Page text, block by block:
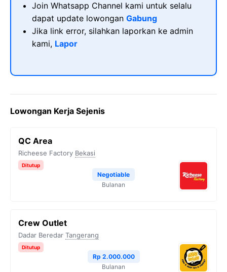
Join Whatsapp Channel kami untuk selalu
dapat update lowongan Gabung
Jika link error, silahkan laporkan ke admin
kami, Lapor
Lowongan Kerja Sejenis
QC Area
Richeese Factory Bekasi
Ditutup
Negotiable
Bulanan
Crew Outlet
Dadar Beredar Tangerang
Ditutup
Rp 2.000.000
Bulanan